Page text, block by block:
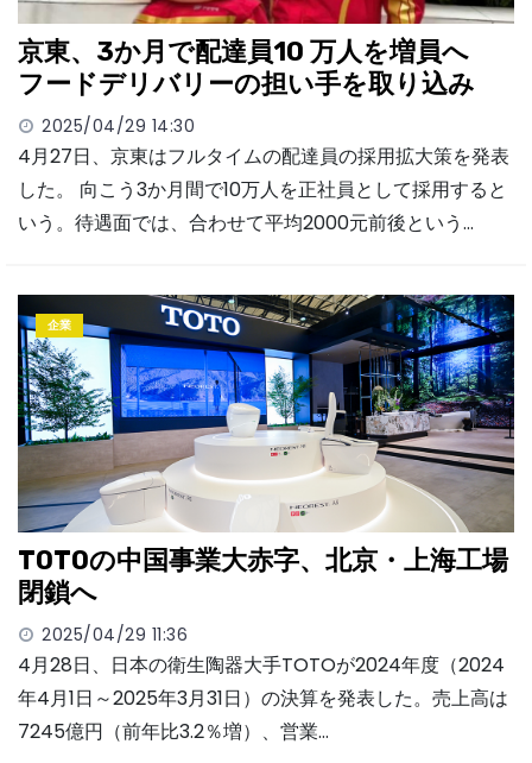
京東、3か月で配達員10 万人を増員へ
フードデリバリーの担い手を取り込み
2025/04/29 14:30
4月27日、京東はフルタイムの配達員の採用拡大策を発表
した。 向こう3か月間で10万人を正社員として採用すると
いう。待遇面では、合わせて平均2000元前後という…
企業
TOTOの中国事業大赤字、北京・上海工場
閉鎖へ
2025/04/29 11:36
4月28日、日本の衛生陶器大手TOTOが2024年度（2024
年4月1日～2025年3月31日）の決算を発表した。売上高は
7245億円（前年比3.2％増）、営業…